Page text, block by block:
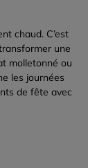
chaud. C’est
une
molletonné ou
les journées
de fête avec